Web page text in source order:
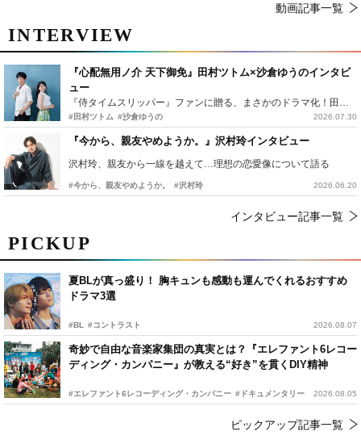
PICKUP
夏BLが真っ盛り！ 胸キュンも感動も運んでくれるおすすめ
ドラマ3選
#BL #コントラスト 2026.08.07
奇妙で自由な音楽家集団の真実とは？『エレファント6レコー
ディング・カンパニー』が教える“好き”を貫くDIY精神
#エレファント6レコーディング・カンパニー #ドキュメンタリー 2026.08.05
ピックアップ記事一覧
動画記事一覧
INTERVIEW
『心配無用ノ介 天下御免』田村ツトム×沙倉ゆうのインタビ
ュー
『侍タイムスリッパー』ファンに贈る、まさかのドラマ化！田村ツトム×沙倉ゆうのが語る『心配無用ノ介』撮影秘話
#田村ツトム #沙倉ゆうの 2026.07.30
『今から、親友やめようか。』沢村玲インタビュー
沢村玲、親友から一線を越えて…理想の恋愛像について語る
#今から、親友やめようか。 #沢村玲 2026.06.20
インタビュー記事一覧